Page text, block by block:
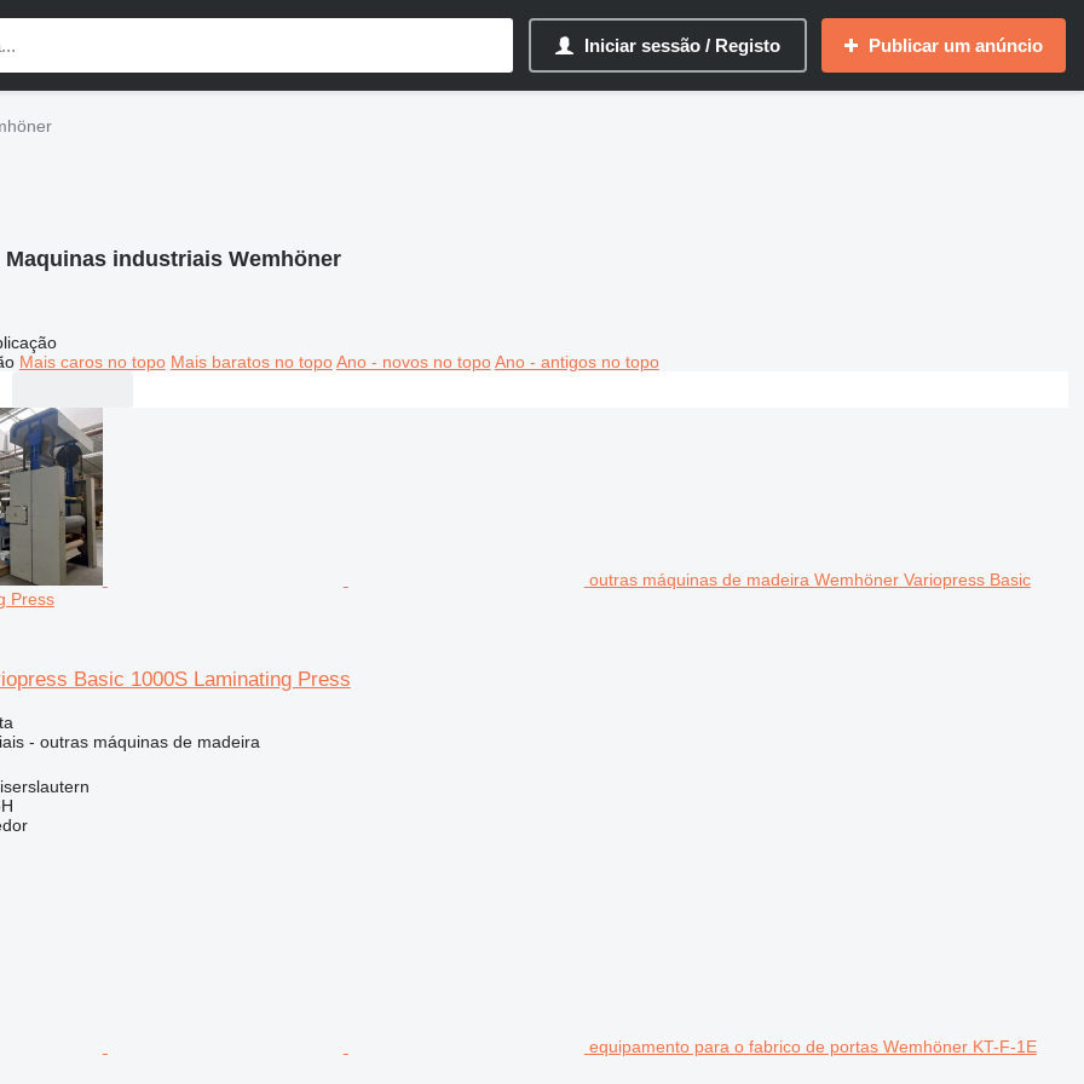
Iniciar sessão / Registo Publicar um anúncio
Maquinas industriais Wemhöner
Mais caros no topo Mais baratos no topo Ano - novos no topo Ano - antigos no topo
outras máquinas de madeira Wemhöner Variopress Basic
Press
Basic 1000S Laminating Press
- outras máquinas de madeira
equipamento para o fabrico de portas Wemhöner KT-F-1E